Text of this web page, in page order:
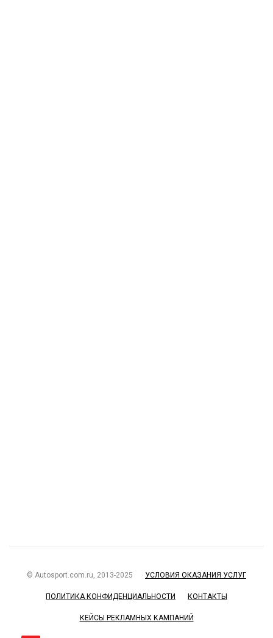
© Autosport.com.ru, 2013-2025 УСЛОВИЯ ОКАЗАНИЯ УСЛУГ
ПОЛИТИКА КОНФИДЕНЦИАЛЬНОСТИ КОНТАКТЫ
КЕЙСЫ РЕКЛАМНЫХ КАМПАНИЙ